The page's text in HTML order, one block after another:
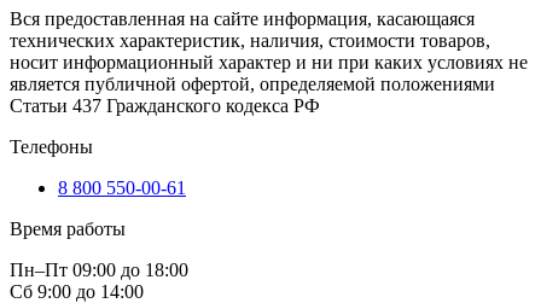
Вся предоставленная на сайте информация, касающаяся
технических характеристик, наличия, стоимости товаров,
носит информационный характер и ни при каких условиях не
является публичной офертой, определяемой положениями
Статьи 437 Гражданского кодекса РФ
Телефоны
8 800 550-00-61
Время работы
Пн–Пт 09:00 до 18:00
Сб 9:00 до 14:00